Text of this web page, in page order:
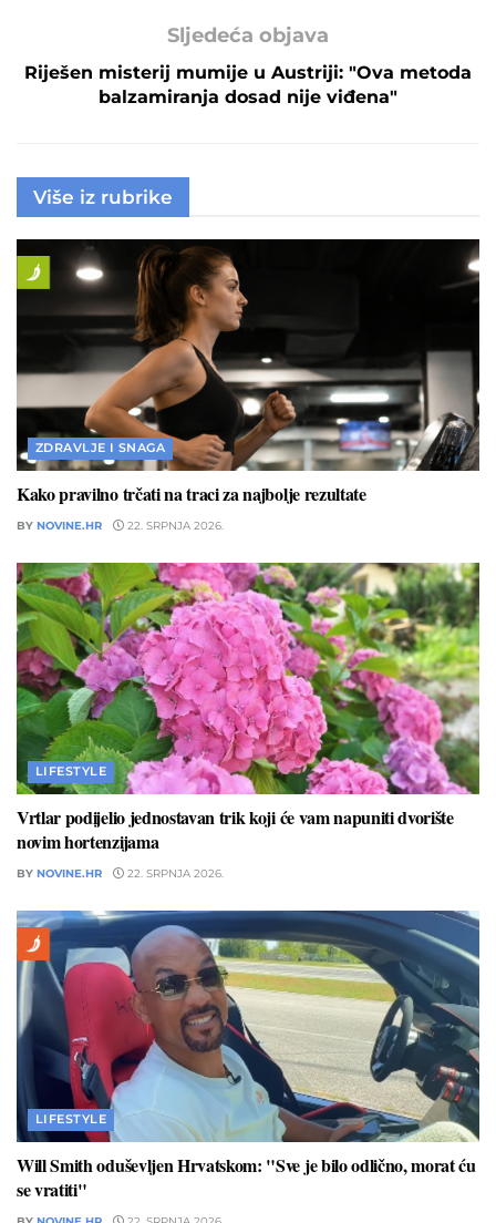
Sljedeća objava
Riješen misterij mumije u Austriji: "Ova metoda
balzamiranja dosad nije viđena"
Više iz rubrike
ZDRAVLJE I SNAGA
Kako pravilno trčati na traci za najbolje rezultate
BY NOVINE.HR 22. SRPNJA 2026.
LIFESTYLE
Vrtlar podijelio jednostavan trik koji će vam napuniti dvorište
novim hortenzijama
BY NOVINE.HR 22. SRPNJA 2026.
LIFESTYLE
Will Smith oduševljen Hrvatskom: "Sve je bilo odlično, morat ću
se vratiti"